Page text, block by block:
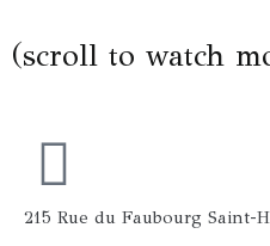
(scroll to watch
215 Rue du Faubourg Saint-